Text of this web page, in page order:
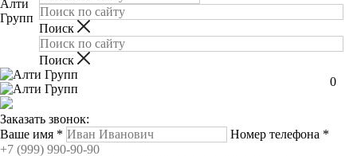
0
Заказать звонок:
Ваше имя * Номер телефона *